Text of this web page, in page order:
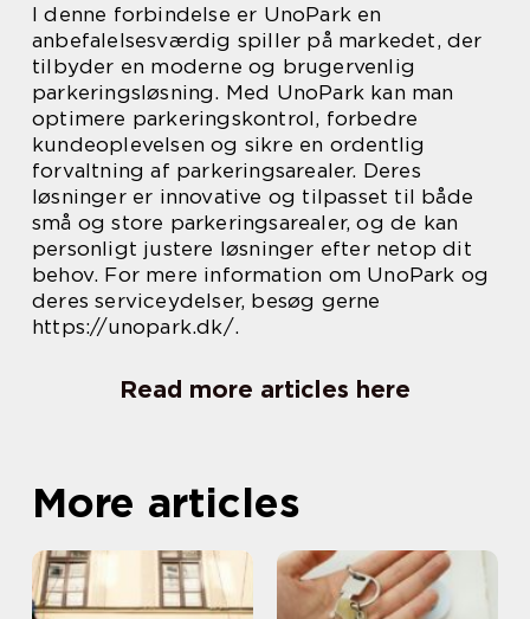
I denne forbindelse er UnoPark en
anbefalelsesværdig spiller på markedet, der
tilbyder en moderne og brugervenlig
parkeringsløsning. Med UnoPark kan man
optimere parkeringskontrol, forbedre
kundeoplevelsen og sikre en ordentlig
forvaltning af parkeringsarealer. Deres
løsninger er innovative og tilpasset til både
små og store parkeringsarealer, og de kan
personligt justere løsninger efter netop dit
behov. For mere information om UnoPark og
deres serviceydelser, besøg gerne
https://unopark.dk/.
Read more articles here
More articles